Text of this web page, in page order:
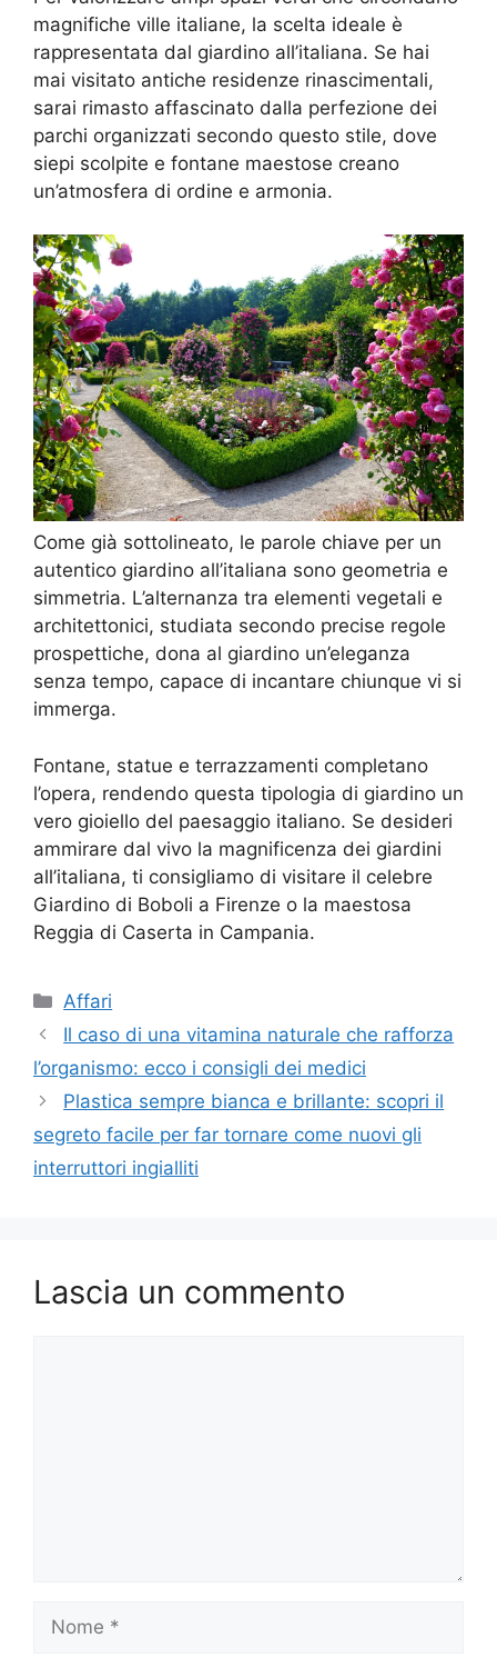
magnifiche ville italiane, la scelta ideale è
rappresentata dal giardino all’italiana. Se hai
mai visitato antiche residenze rinascimentali,
sarai rimasto affascinato dalla perfezione dei
parchi organizzati secondo questo stile, dove
siepi scolpite e fontane maestose creano
un’atmosfera di ordine e armonia.
Come già sottolineato, le parole chiave per un
autentico giardino all’italiana sono geometria e
simmetria. L’alternanza tra elementi vegetali e
architettonici, studiata secondo precise regole
prospettiche, dona al giardino un’eleganza
senza tempo, capace di incantare chiunque vi si
immerga.
Fontane, statue e terrazzamenti completano
l’opera, rendendo questa tipologia di giardino un
vero gioiello del paesaggio italiano. Se desideri
ammirare dal vivo la magnificenza dei giardini
all’italiana, ti consigliamo di visitare il celebre
Giardino di Boboli a Firenze o la maestosa
Reggia di Caserta in Campania.
Categorie
Affari
Il caso di una vitamina naturale che rafforza
l’organismo: ecco i consigli dei medici
Plastica sempre bianca e brillante: scopri il
segreto facile per far tornare come nuovi gli
interruttori ingialliti
Lascia un commento